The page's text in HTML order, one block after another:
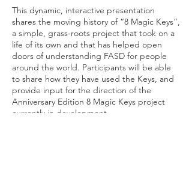
This dynamic, interactive presentation
shares the moving history of “8 Magic Keys”,
a simple, grass-roots project that took on a
life of its own and that has helped open
doors of understanding FASD for people
around the world. Participants will be able
to share how they have used the Keys, and
provide input for the direction of the
Anniversary Edition 8 Magic Keys project
currently in development.